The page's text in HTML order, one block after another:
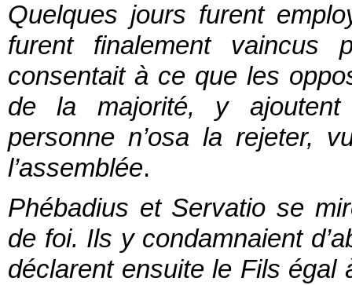
Quelques jours furent
furent finalement vaincus
consentait à ce que les
de la majorité, y ajoutent
personne n’osa la rejeter,
l’assemblée.
Phébadius et Servatio se
de foi. Ils y condamnaient
déclarent ensuite le Fils égal